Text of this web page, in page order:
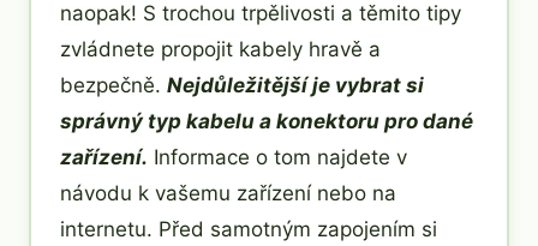
naopak! S trochou trpělivosti a těmito tipy
zvládnete propojit kabely hravě a
bezpečně. Nejdůležitější je vybrat si
správný typ kabelu a konektoru pro dané
zařízení. Informace o tom najdete v
návodu k vašemu zařízení nebo na
internetu. Před samotným zapojením si